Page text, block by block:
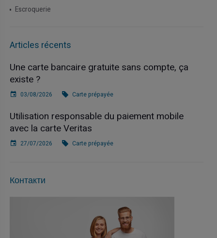
Escroquerie
Articles récents
Une carte bancaire gratuite sans compte, ça
existe ?
03/08/2026 Carte prépayée
Utilisation responsable du paiement mobile
avec la carte Veritas
27/07/2026 Carte prépayée
Контакти